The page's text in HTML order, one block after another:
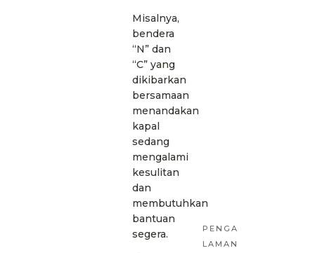
Misalnya,
bendera
“N” dan
“C” yang
dikibarkan
bersamaan
menandakan
kapal
sedang
mengalami
kesulitan
dan
membutuhkan
bantuan
segera.
PENGA
LAMAN